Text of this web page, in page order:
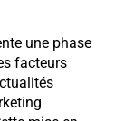
une phase
facteurs